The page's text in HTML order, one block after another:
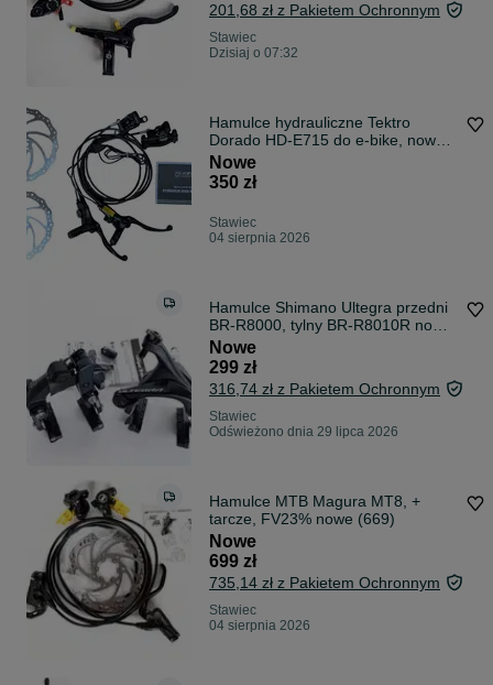
201,68 zł z Pakietem Ochronnym
Stawiec
Dzisiaj o 07:32
Hamulce hydrauliczne Tektro
Dorado HD-E715 do e-bike, nowe
(243)
Nowe
350 zł
Stawiec
04 sierpnia 2026
Hamulce Shimano Ultegra przedni
BR-R8000, tylny BR-R8010R nowe
(518)
Nowe
299 zł
316,74 zł z Pakietem Ochronnym
Stawiec
Odświeżono dnia 29 lipca 2026
Hamulce MTB Magura MT8, +
tarcze, FV23% nowe (669)
Nowe
699 zł
735,14 zł z Pakietem Ochronnym
Stawiec
04 sierpnia 2026